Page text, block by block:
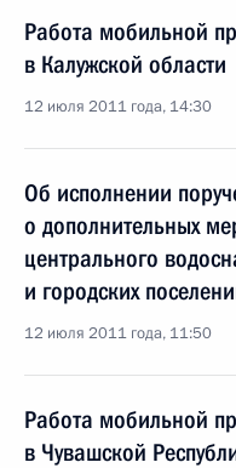
Работа мобильной
в Калужской области
12 июля 2011 года, 14:30
Об исполнении
о дополнительных
центрального
и городских
12 июля 2011 года, 11:50
Работа мобильной
в Чувашской